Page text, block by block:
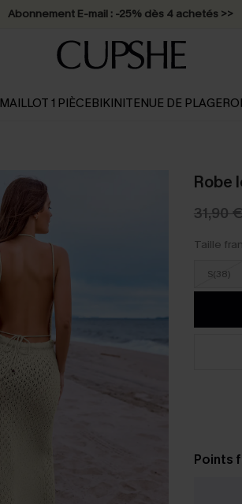
Abonnement E-mail : -25% dès 4 achetés >>
MAILLOT 1 PIÈCEBIKINITENUE DE PLAGE
Robe
31,90 €
Taille
S(38)
Points